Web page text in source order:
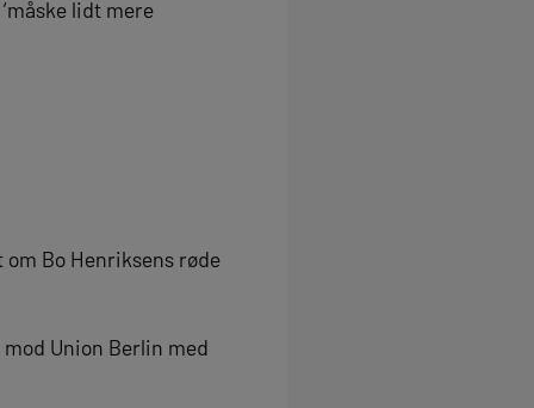
lidt mere
Bo Henriksens røde
Union Berlin med